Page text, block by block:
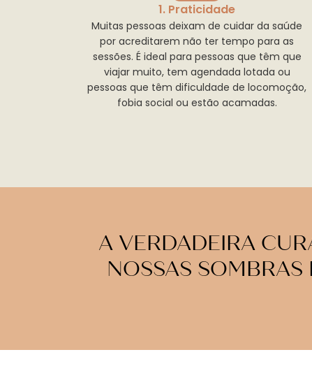
1. Praticidade
Muitas pessoas deixam de cuidar da saúde
por acreditarem não ter tempo para as
sessões. É ideal para pessoas que têm que
viajar muito, tem agendada lotada ou
pessoas que têm dificuldade de locomoção,
fobia social ou estão acamadas.
A VERDADEIRA
NOSSAS